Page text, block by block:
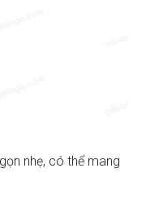
nhẹ, có thể mang